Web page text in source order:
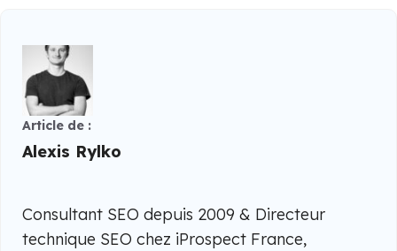
Article de :
Alexis Rylko
Consultant SEO depuis 2009 & Directeur
technique SEO chez iProspect France,